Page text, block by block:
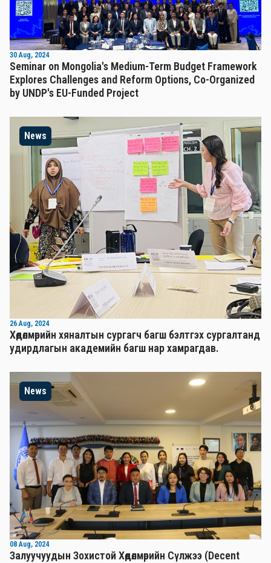
30 Aug, 2024
Seminar on Mongolia's Medium-Term Budget Framework
Explores Challenges and Reform Options, Co-Organized
by UNDP's EU-Funded Project
News
26 Aug, 2024
Хөдөлмөрийн хяналтын сургагч багш бэлтгэх сургалтанд
удирдлагын академийн багш нар хамрагдав.
News
08 Aug, 2024
Залуучуудын Зохистой Хөдөлмөрийн Сүлжээ (Decent